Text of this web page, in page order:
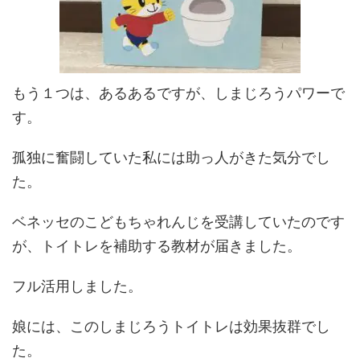
もう１つは、あるあるですが、しまじろうパワーで
す。
孤独に奮闘していた私には助っ人がきた気分でし
た。
ベネッセのこどもちゃれんじを受講していたのです
が、トイトレを補助する教材が届きました。
フル活用しました。
娘には、このしまじろうトイトレは効果抜群でし
た。